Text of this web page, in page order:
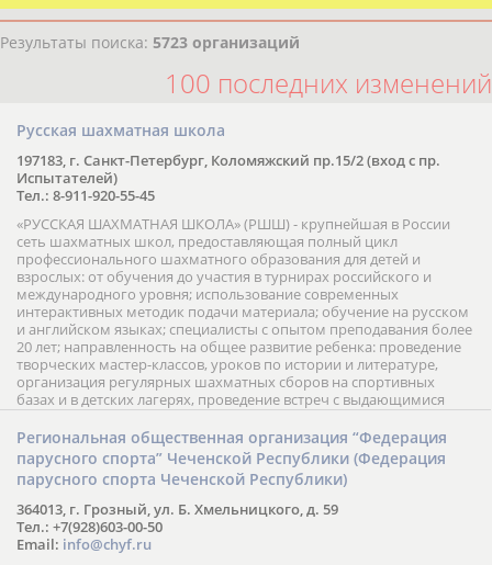
Результаты поиска: 5723 организаций
100 последних изменений
Русская шахматная школа
197183, г. Санкт-Петербург, Коломяжский пр.15/2 (вход с пр.
Испытателей)
Тел.: 8-911-920-55-45
«РУССКАЯ ШАХМАТНАЯ ШКОЛА» (РШШ) - крупнейшая в России
сеть шахматных школ, предоставляющая полный цикл
профессионального шахматного образования для детей и
взрослых: от обучения до участия в турнирах российского и
международного уровня; использование современных
интерактивных методик подачи материала; обучение на русском
и английском языках; специалисты с опытом преподавания более
20 лет; направленность на общее развитие ребенка: проведение
творческих мастер-классов, уроков по истории и литературе,
организация регулярных шахматных сборов на спортивных
базах и в детских лагерях, проведение встреч с выдающимися
шахматистами; корпоративное обучение; онлайн обучение в
форме вебинаров и индивидуальных занятий, круглые столы
российских и международных тренеров, организация фестивалей;
онлайн трансляция мероприятий и турниров.
Региональная общественная организация “Федерация
парусного спорта” Чеченской Республики (Федерация
парусного спорта Чеченской Республики)
364013, г. Грозный, ул. Б. Хмельницкого, д. 59
Тел.: +7(928)603-00-50
Email: info@chyf.ru